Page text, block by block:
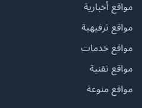
مواقع أخبارية
مواقع ترفيهية
مواقع خدمات
مواقع تقنية
مواقع منوعة